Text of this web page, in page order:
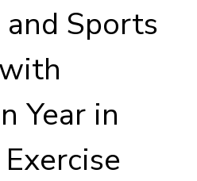
Sports
Year in